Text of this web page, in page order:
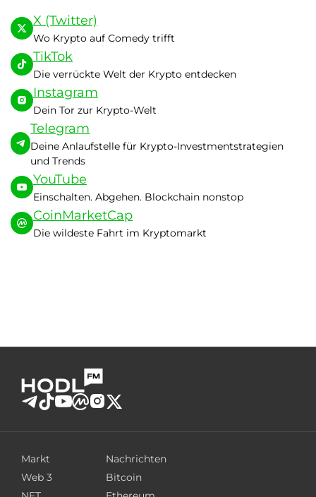
X (Twitter)
Wo Krypto auf Comedy trifft
TikTok
Die verrückte Welt der Krypto entdecken
Instagram
Dein Tor zur Krypto-Welt
Telegram
Deine Anlaufstelle für Krypto-Investmentstrategien
und Trends
YouTube
Einschalten. Abgehen. Blockchain nonstop
CoinMarketCap
Die wildeste Fahrt im Kryptomarkt
Markt
Web 3
Nachrichten
Bitcoin